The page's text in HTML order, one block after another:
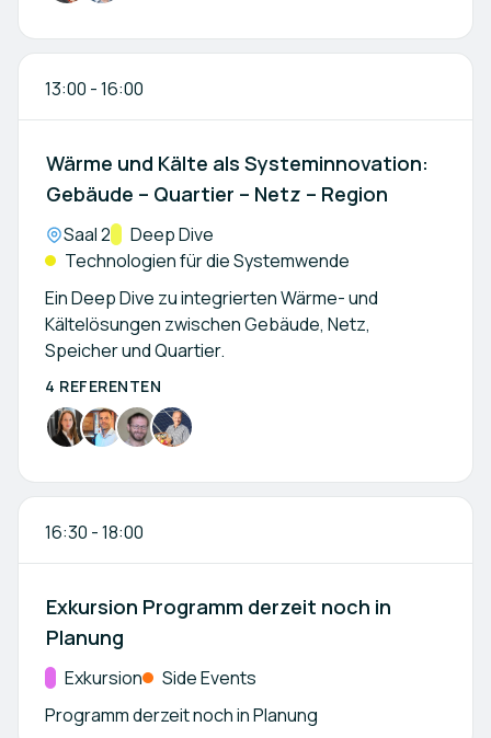
13:00 -16:00
Wärme und Kälte als Systeminnovation:
Gebäude – Quartier – Netz – Region
Location:
Saal 2Kategorie:
Deep Dive
Technologien für die Systemwende
Ein Deep Dive zu integrierten Wärme- und
Kältelösungen zwischen Gebäude, Netz,
Speicher und Quartier.
4 REFERENTEN
16:30 -18:00
Exkursion Programm derzeit noch in
Planung
Kategorie:
Exkursion
Side Events
Programm derzeit noch in Planung